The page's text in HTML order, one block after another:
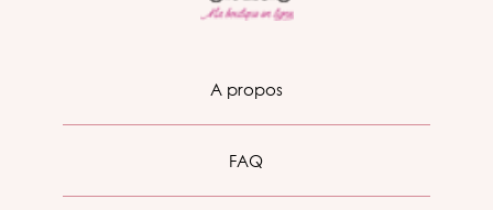
A propos
FAQ